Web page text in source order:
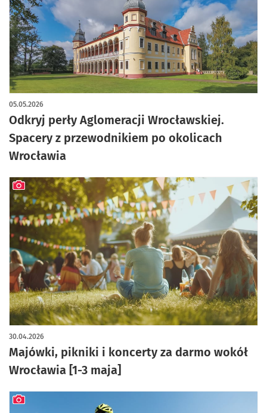
Odkryj perły Aglomeracji Wrocławskiej.
Spacery z przewodnikiem po okolicach
Wrocławia
05.05.2026
Majówki, pikniki i koncerty za darmo wokół
Wrocławia [1-3 maja]
30.04.2026
artykuł z galerią zdjęć